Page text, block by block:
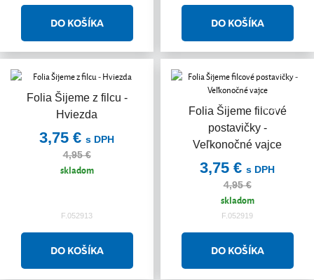
Folia Šijeme z filcu -
Hviezda
Akcia
3,75 € s DPH
4,95 €
skladom
F.052913
Folia Šijeme filcové
postavičky -
Veľkonočné vajce
Akcia
3,75 € s DPH
4,95 €
skladom
F.052919